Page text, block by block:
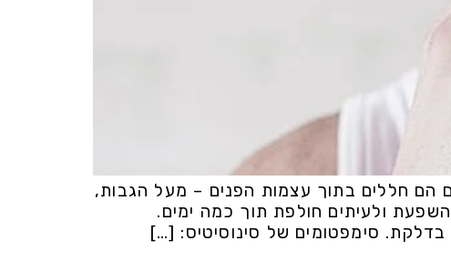
הם חללים בתוך עצמות הפנים – מעל הגבות,
ולעיתים חולפת תוך כמה ימים.
בדלקת. סימפטומים של סינוסיטיס: […]